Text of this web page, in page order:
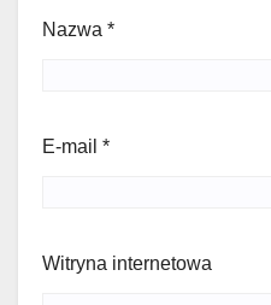
Nazwa *
E-mail *
Witryna internetowa